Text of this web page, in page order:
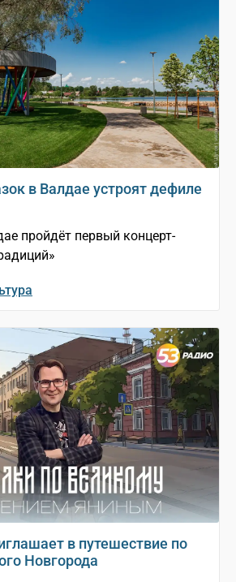
в Валдае устроят дефиле
пройдёт первый концерт-
в путешествие по
Новгорода